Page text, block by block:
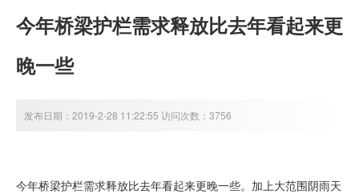
今年桥梁护栏需求释放比去年看起来更
晚一些
发布日期：2019-2-28 11:22:55 访问次数：3756
今年桥梁护栏需求释放比去年看起来更晚一些。加上大范围阴雨天